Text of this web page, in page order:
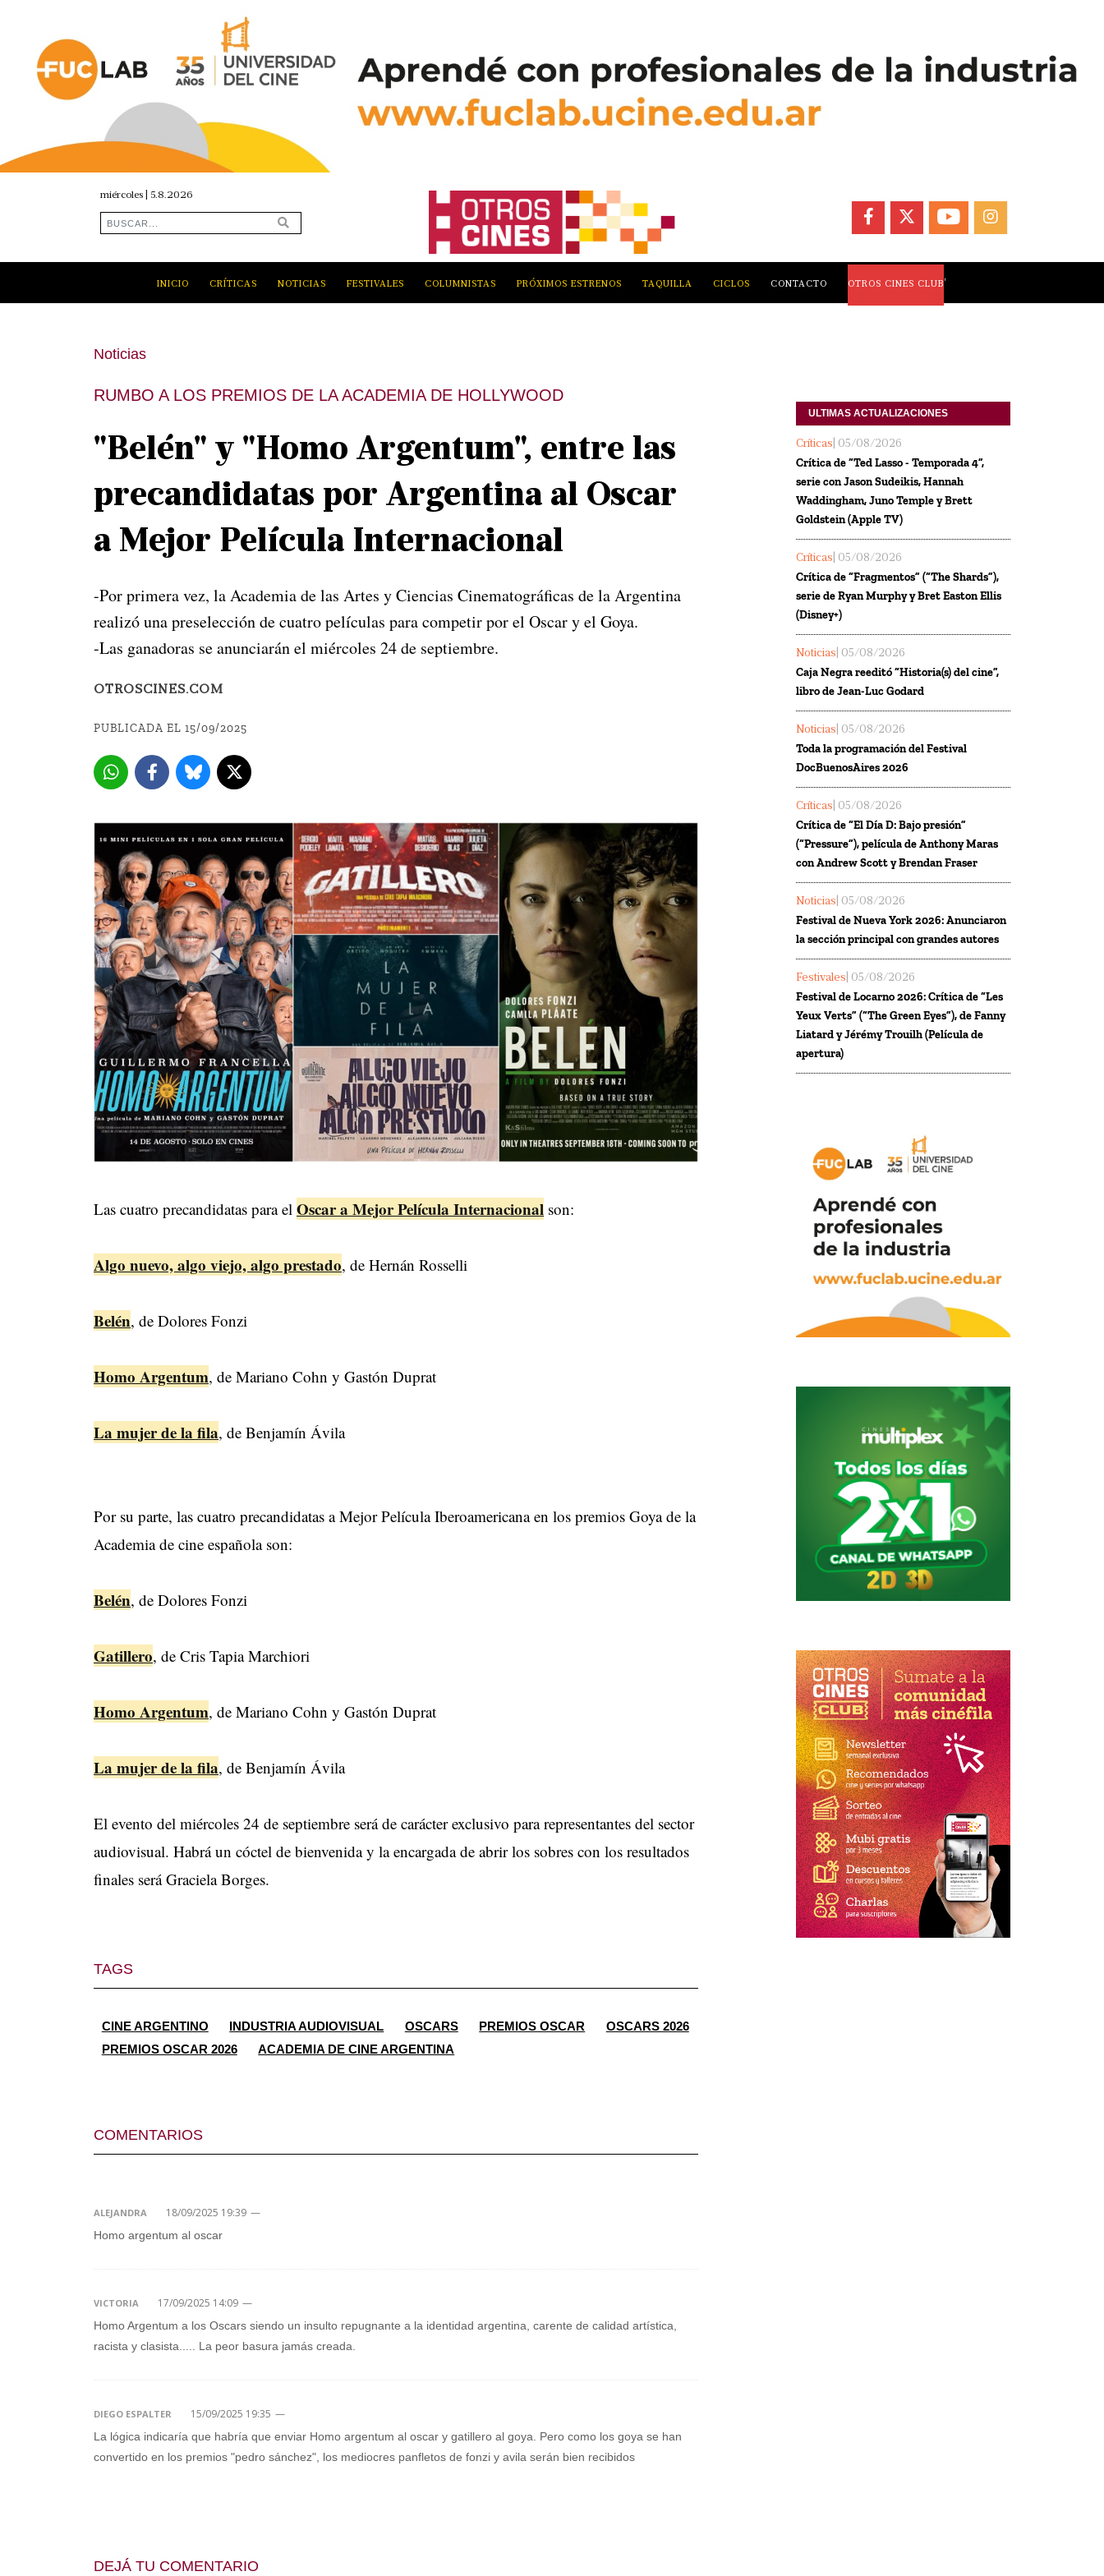
miércoles | 5.8.2026
FACEBOOKYOUTUBEINSTAGRAM
INICIO CRÍTICAS NOTICIAS FESTIVALES COLUMNISTAS PRÓXIMOS ESTRENOS TAQUILLA CICLOS CONTACTO OTROS CINES CLUB
Noticias
RUMBO A LOS PREMIOS DE LA ACADEMIA DE HOLLYWOOD
"Belén" y "Homo Argentum", entre las
precandidatas por Argentina al Oscar
a Mejor Película Internacional
-Por primera vez, la Academia de las Artes y Ciencias Cinematográficas de la Argentina
realizó una preselección de cuatro películas para competir por el Oscar y el Goya.
-Las ganadoras se anunciarán el miércoles 24 de septiembre.
OTROSCINES.COM
PUBLICADA EL 15/09/2025
Las cuatro precandidatas para el Oscar a Mejor Película Internacional son:
Algo nuevo, algo viejo, algo prestado, de Hernán Rosselli
Belén, de Dolores Fonzi
Homo Argentum, de Mariano Cohn y Gastón Duprat
La mujer de la fila, de Benjamín Ávila
Por su parte, las cuatro precandidatas a Mejor Película Iberoamericana en los premios Goya de la
Academia de cine española son:
Belén, de Dolores Fonzi
Gatillero, de Cris Tapia Marchiori
Homo Argentum, de Mariano Cohn y Gastón Duprat
La mujer de la fila, de Benjamín Ávila
El evento del miércoles 24 de septiembre será de carácter exclusivo para representantes del sector
audiovisual. Habrá un cóctel de bienvenida y la encargada de abrir los sobres con los resultados
finales será Graciela Borges.
TAGS
CINE ARGENTINO INDUSTRIA AUDIOVISUAL OSCARS PREMIOS OSCAR
OSCARS 2026
PREMIOS OSCAR 2026
ACADEMIA DE CINE ARGENTINA
COMENTARIOS
ALEJANDRA 18/09/2025 19:39 —
Homo argentum al oscar
VICTORIA 17/09/2025 14:09 —
Homo Argentum a los Oscars siendo un insulto repugnante a la identidad argentina, carente de calidad artística,
racista y clasista..... La peor basura jamás creada.
DIEGO ESPALTER 15/09/2025 19:35 —
La lógica indicaría que habría que enviar Homo argentum al oscar y gatillero al goya. Pero como los goya se han
convertido en los premios "pedro sánchez", los mediocres panfletos de fonzi y avila serán bien recibidos
DEJÁ TU COMENTARIO
ULTIMAS ACTUALIZACIONES
Críticas | 05/08/2026
Crítica de “Ted Lasso - Temporada 4”,
serie con Jason Sudeikis, Hannah
Waddingham, Juno Temple y Brett
Goldstein (Apple TV)
Críticas | 05/08/2026
Crítica de “Fragmentos” (“The Shards”),
serie de Ryan Murphy y Bret Easton Ellis
(Disney+)
Noticias | 05/08/2026
Caja Negra reeditó “Historia(s) del cine”,
libro de Jean-Luc Godard
Noticias | 05/08/2026
Toda la programación del Festival
DocBuenosAires 2026
Críticas | 05/08/2026
Crítica de “El Día D: Bajo presión”
(“Pressure”), película de Anthony Maras
con Andrew Scott y Brendan Fraser
Noticias | 05/08/2026
Festival de Nueva York 2026: Anunciaron
la sección principal con grandes autores
Festivales | 05/08/2026
Festival de Locarno 2026: Crítica de “Les
Yeux Verts” (“The Green Eyes”), de Fanny
Liatard y Jérémy Trouilh (Película de
apertura)